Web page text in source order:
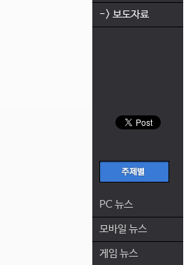
-> 보도자료
PC 뉴스
모바일 뉴스
게임 뉴스